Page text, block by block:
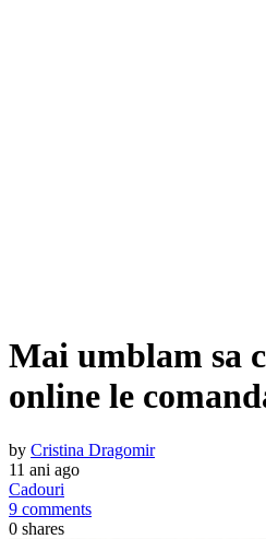
Mai umblam sa
online le
by Cristina Dragomir
11 ani ago
Cadouri
9 comments
0 shares